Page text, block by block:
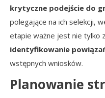
krytyczne podejście do
polegające na ich selekcji,
etapie ważne jest nie tylko
identyfikowanie
wstępnych wniosków.
Planowanie